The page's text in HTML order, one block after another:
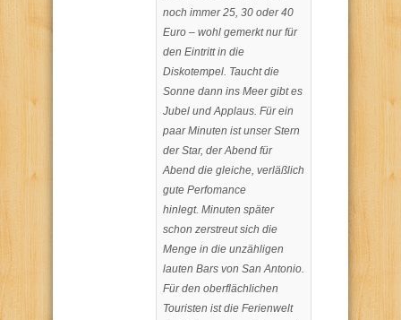
noch immer 25, 30 oder 40
Euro – wohl gemerkt nur für
den Eintritt in die
Diskotempel. Taucht die
Sonne dann ins Meer gibt es
Jubel und Applaus. Für ein
paar Minuten ist unser Stern
der Star, der Abend für
Abend die gleiche, verläßlich
gute Perfomance
hinlegt. Minuten später
schon zerstreut sich die
Menge in die unzähligen
lauten Bars von San Antonio.
Für den oberflächlichen
Touristen ist die Ferienwelt